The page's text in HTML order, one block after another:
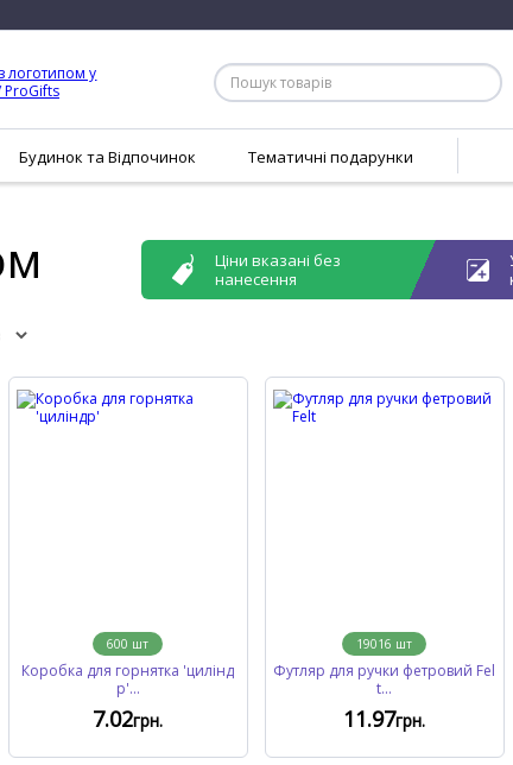
Будинок та Відпочинок Тематичні подарунки
Ціни вказані без
нанесення
600 шт
Коробка для горнятка 'цилінд
р'...
7.02грн.
19016 шт
Футляр для ручки фетровий Fel
t...
11.97грн.